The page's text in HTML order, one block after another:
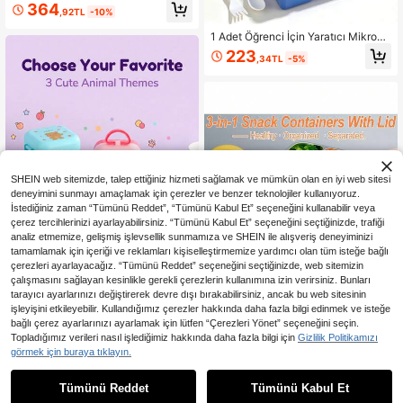
Verme Hafif Öğün Kabı, Günlük Kull
rlanan Yulaf Kabı, Çift Katmanlı Sız
Hafif Öğün Yoğurt Kabı, Sızdırmaz
364,92TL -10%
Büyük Kapasiteli Çizgi Film Desenli
El Tipi Çift Katlı Bölmeli Beslenme K
utusu, Çatal Bıçak Setli, Taşınabilir
Bento Kutusu, Mikrodalga, Bulaşık
Makinesi ve Buzdolabı Uyumlu, Çor
ba ve Sıvı Taşıma İçin Sızdırmaz Ta
sarım, Seyahatler İçin İdeal
60 ,91TL -3%
1 Adet Öğrenci İçin Yaratıcı Mikroda
lgaya Uygun Bölmeli Bento Beslen
me Kutusu, Ofis Çalışanı İçin Meyve
223 ,34TL -5%
Öğle Yemeği Kutusu, Ofis, Kamp, Pi
293,03TL -9%
SHEIN web sitemizde, talep ettiğiniz hizmeti sağlamak ve mümkün olan en iyi web sitesi
deneyimini sunmayı amaçlamak için çerezler ve benzer teknolojiler kullanıyoruz.
İstediğiniz zaman “Tümünü Reddet”, “Tümünü Kabul Et” seçeneğini kullanabilir veya
çerez tercihlerinizi ayarlayabilirsiniz. “Tümünü Kabul Et” seçeneğini seçtiğinizde, trafiği
analiz etmemize, gelişmiş işlevsellik sunmamıza ve SHEIN ile alışveriş deneyiminizi
tamamlamak için içeriği ve reklamları kişiselleştirmemize yardımcı olan tüm isteğe bağlı
çerezleri ayarlayacağız. “Tümünü Reddet” seçeneğini seçtiğinizde, web sitemizin
çalışmasını sağlayan kesinlikle gerekli çerezlerin kullanımına izin verirsiniz. Bunları
tarayıcı ayarlarınızı değiştirerek devre dışı bırakabilirsiniz, ancak bu web sitesinin
işleyişini etkileyebilir. Kullandığımız çerezler hakkında daha fazla bilgi edinmek ve isteğe
bağlı çerez ayarlarınızı ayarlamak için lütfen “Çerezleri Yönet” seçeneğini seçin.
Topladığımız verileri nasıl işlediğimiz hakkında daha fazla bilgi için Gizlilik Politikamızı
görmek için buraya tıklayın.
Tümünü Reddet Tümünü Kabul Et